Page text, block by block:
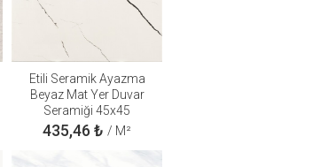
Etili Seramik Ayazma
Beyaz Mat Yer Duvar
Seramiği 45x45
435,46 ₺ / M²